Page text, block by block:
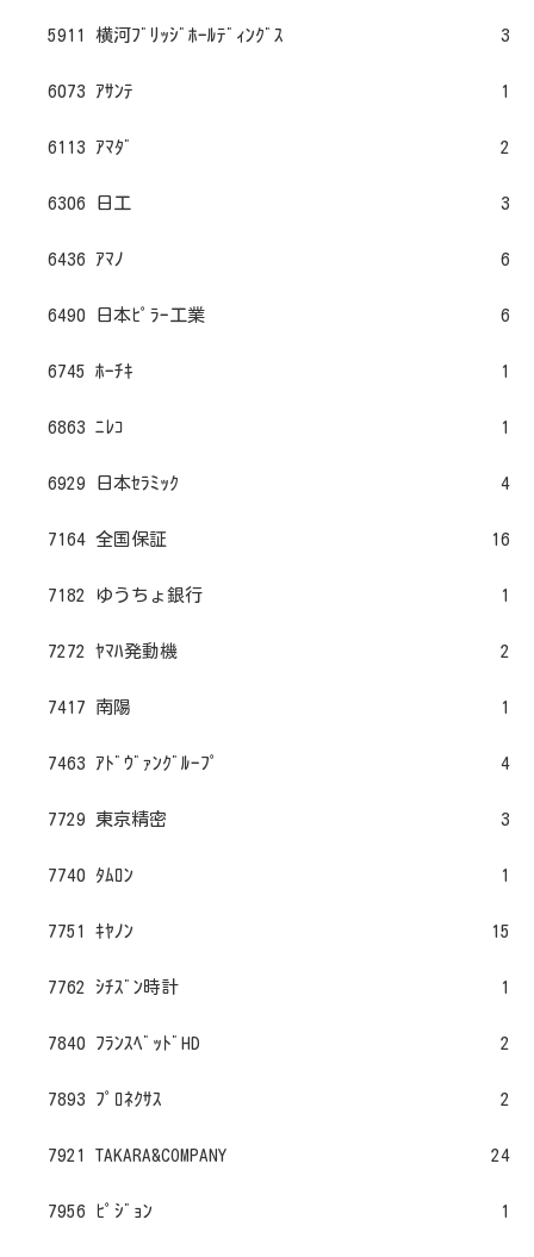
5911 横河ﾌﾞﾘｯｼﾞﾎｰﾙﾃﾞｨﾝｸﾞｽ 3
6073 ｱｻﾝﾃ 1
6113 ｱﾏﾀﾞ 2
6306 日工 3
6436 ｱﾏﾉ 6
6490 日本ﾋﾟﾗｰ工業 6
6745 ﾎｰﾁｷ 1
6863 ﾆﾚｺ 1
6929 日本ｾﾗﾐｯｸ 4
7164 全国保証 16
7182 ゆうちょ銀行 1
7272 ﾔﾏﾊ発動機 2
7417 南陽 1
7463 ｱﾄﾞｳﾞｧﾝｸﾞﾙｰﾌﾟ 4
7729 東京精密 3
7740 ﾀﾑﾛﾝ 1
7751 ｷﾔﾉﾝ 15
7762 ｼﾁｽﾞﾝ時計 1
7840 ﾌﾗﾝｽﾍﾞｯﾄﾞHD 2
7893 ﾌﾟﾛﾈｸｻｽ 2
7921 TAKARA&COMPANY 24
7956 ﾋﾟｼﾞｮﾝ 1